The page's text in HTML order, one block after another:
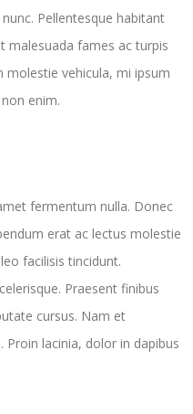
Pellentesque habitant
malesuada fames ac turpis
molestie vehicula, mi ipsum
enim.
fermentum nulla. Donec
erat ac lectus molestie
facilisis tincidunt.
Praesent finibus
cursus. Nam et
Proin lacinia, dolor in dapibus